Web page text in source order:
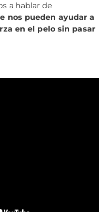
a hablar de
nos pueden ayudar a
en el pelo sin pasar